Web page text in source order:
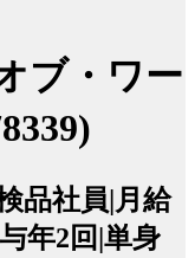
ブ・ワー
品社員|月給
年2回|単身